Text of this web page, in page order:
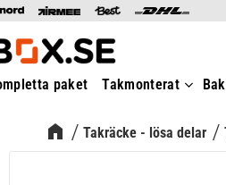
paket Takmonterat
Takräcke - lösa delar